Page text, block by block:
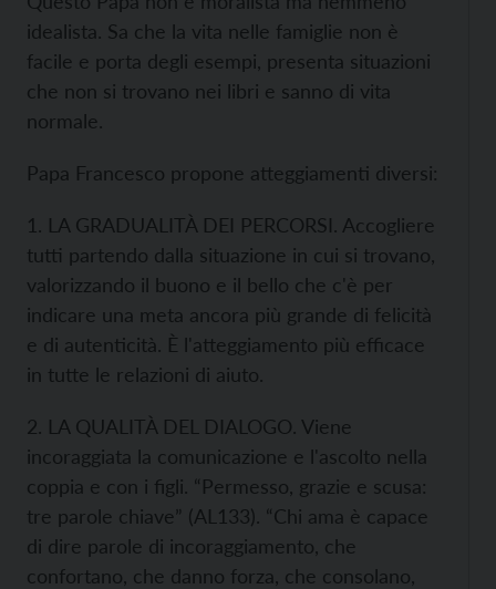
idealista. Sa che la vita nelle famiglie non è
facile e porta degli esempi, presenta situazioni
che non si trovano nei libri e sanno di vita
normale.
Papa Francesco propone atteggiamenti diversi:
1. LA GRADUALITÀ DEI PERCORSI. Accogliere
tutti partendo dalla situazione in cui si trovano,
valorizzando il buono e il bello che c'è per
indicare una meta ancora più grande di felicità
e di autenticità. È l'atteggiamento più efficace
in tutte le relazioni di aiuto.
2. LA QUALITÀ DEL DIALOGO. Viene
incoraggiata la comunicazione e l'ascolto nella
coppia e con i figli. “Permesso, grazie e scusa:
tre parole chiave” (AL133). “Chi ama è capace
di dire parole di incoraggiamento, che
confortano, che danno forza, che consolano,